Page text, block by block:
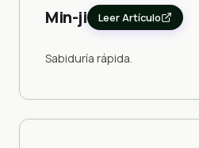
Min-ji Leer Artículo
Sabiduría rápida.